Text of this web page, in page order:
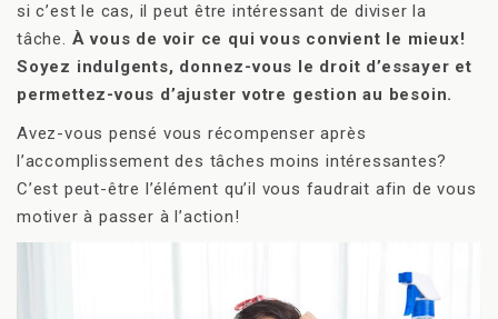
si c’est le cas, il peut être intéressant de diviser la
tâche. À vous de voir ce qui vous convient le mieux!
Soyez indulgents, donnez-vous le droit d’essayer et
permettez-vous d’ajuster votre gestion au besoin.
Avez-vous pensé vous récompenser après
l’accomplissement des tâches moins intéressantes?
C’est peut-être l’élément qu’il vous faudrait afin de vous
motiver à passer à l’action!